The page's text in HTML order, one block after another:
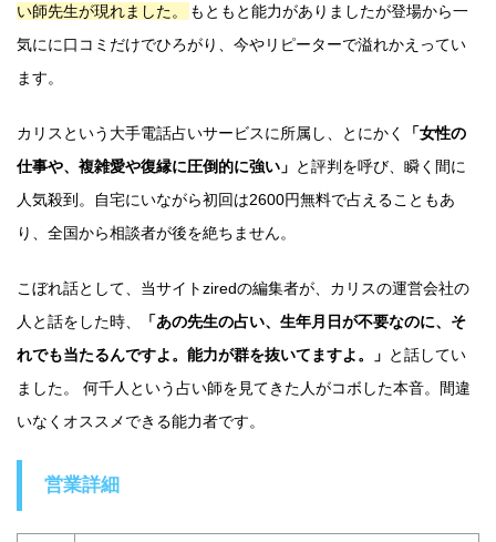
い師先生が現れました。
もともと能力がありましたが登場から一
気にに口コミだけでひろがり、今やリピーターで溢れかえってい
ます。
カリスという大手電話占いサービスに所属し、とにかく
「女性の
仕事や、複雑愛や復縁に圧倒的に強い」 と評判を呼び、瞬く間に
人気殺到。自宅にいながら初回は2600円無料で占えることもあ
り、全国から相談者が後を絶ちません。
こぼれ話として、当サイトziredの編集者が、カリスの運営会社の
人と話をした時、
「あの先生の占い、生年月日が不要なのに、そ
れでも当たるんですよ。能力が群を抜いてますよ。」 と話してい
ました。 何千人という占い師を見てきた人がコボした本音。間違
いなくオススメできる能力者です。
営業詳細